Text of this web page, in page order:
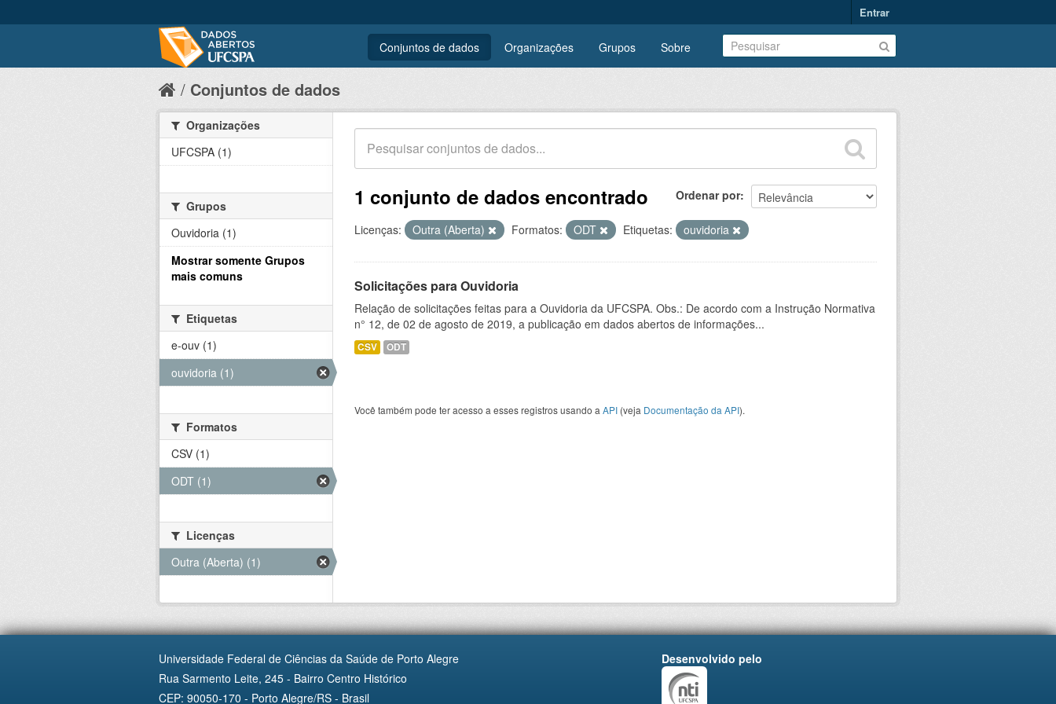
Entrar
Conjuntos de dados Organizações Grupos Sobre
Conjuntos de dados
Ordenar por
1 conjunto de dados encontrado
Licenças: Outra (Aberta) Formatos: ODT Etiquetas: ouvidoria
Solicitações para Ouvidoria
Relação de solicitações feitas para a Ouvidoria da UFCSPA. Obs.: De acordo com a Instrução Normativa
n° 12, de 02 de agosto de 2019, a publicação em dados abertos de informações...
CSV ODT
Você também pode ter acesso a esses registros usando a API (veja Documentação da API).
Organizações
UFCSPA (1)
Grupos
Ouvidoria (1)
Mostrar somente Grupos
mais comuns
Etiquetas
e-ouv (1)
ouvidoria (1)
Formatos
CSV (1)
ODT (1)
Licenças
Outra (Aberta) (1)
Universidade Federal de Ciências da Saúde de Porto Alegre
Rua Sarmento Leite, 245 - Bairro Centro Histórico
CEP: 90050-170 - Porto Alegre/RS - Brasil
Desenvolvido pelo